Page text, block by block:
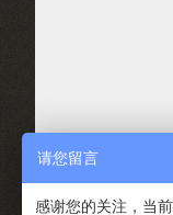
请您留言
感谢您的关注，当